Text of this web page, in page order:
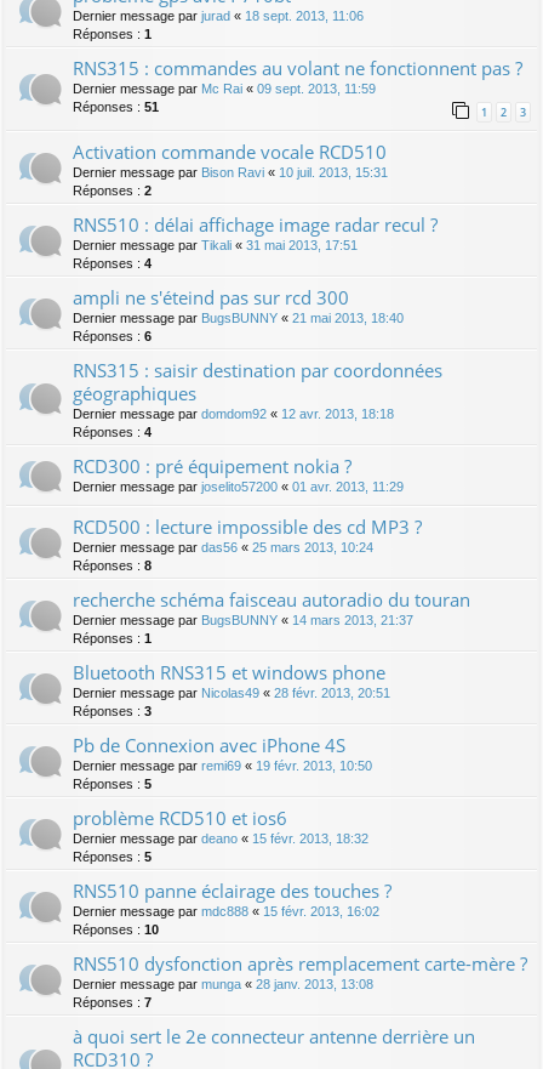
Dernier message par jurad « 18 sept. 2013, 11:06
Réponses : 1
RNS315 : commandes au volant ne fonctionnent pas ?
Dernier message par Mc Rai « 09 sept. 2013, 11:59
Réponses : 51 1 2 3
Activation commande vocale RCD510
Dernier message par Bison Ravi « 10 juil. 2013, 15:31
Réponses : 2
RNS510 : délai affichage image radar recul ?
Dernier message par Tikali « 31 mai 2013, 17:51
Réponses : 4
ampli ne s'éteind pas sur rcd 300
Dernier message par BugsBUNNY « 21 mai 2013, 18:40
Réponses : 6
RNS315 : saisir destination par coordonnées
géographiques
Dernier message par domdom92 « 12 avr. 2013, 18:18
Réponses : 4
RCD300 : pré équipement nokia ?
Dernier message par joselito57200 « 01 avr. 2013, 11:29
RCD500 : lecture impossible des cd MP3 ?
Dernier message par das56 « 25 mars 2013, 10:24
Réponses : 8
recherche schéma faisceau autoradio du touran
Dernier message par BugsBUNNY « 14 mars 2013, 21:37
Réponses : 1
Bluetooth RNS315 et windows phone
Dernier message par Nicolas49 « 28 févr. 2013, 20:51
Réponses : 3
Pb de Connexion avec iPhone 4S
Dernier message par remi69 « 19 févr. 2013, 10:50
Réponses : 5
problème RCD510 et ios6
Dernier message par deano « 15 févr. 2013, 18:32
Réponses : 5
RNS510 panne éclairage des touches ?
Dernier message par mdc888 « 15 févr. 2013, 16:02
Réponses : 10
RNS510 dysfonction après remplacement carte-mère ?
Dernier message par munga « 28 janv. 2013, 13:08
Réponses : 7
à quoi sert le 2e connecteur antenne derrière un
RCD310 ?